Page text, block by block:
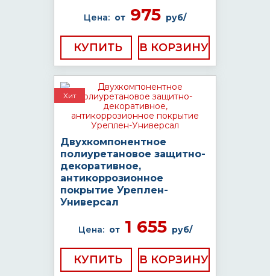
Цена: от 975 руб/
КУПИТЬ
Хит
Двухкомпонентное
полиуретановое защитно-
декоративное,
антикоррозионное
покрытие Уреплен-
Универсал
Цена: от1 655 руб/
КУПИТЬ